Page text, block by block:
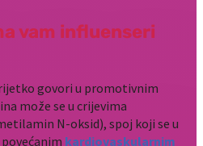
vam influenseri
govori u promotivnim
može se u crijevima
N-oksid), spoj koji se u
kardiovaskularnim